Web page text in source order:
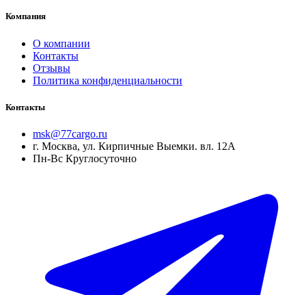
Компания
О компании
Контакты
Отзывы
Политика конфиденциальности
Контакты
msk@77cargo.ru
г. Москва, ул. Кирпичные Выемки. вл. 12А
Пн-Вс Круглосуточно